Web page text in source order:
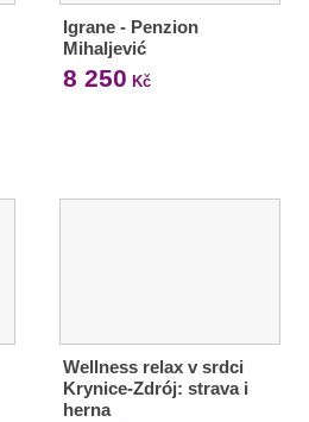
Igrane - Penzion
Mihaljević
8 250 Kč
Wellness relax v srdci
Krynice-Zdrój: strava i
herna